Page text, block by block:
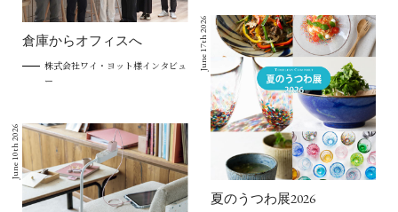
倉庫からオフィスへ
株式会社ワイ・ヨット様インタビュ
ー
June 17th 2026
夏のうつわ展2026
June 10th 2026